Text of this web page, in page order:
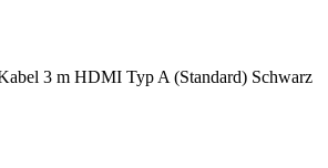
3 m HDMI Typ A (Standard) Schwarz